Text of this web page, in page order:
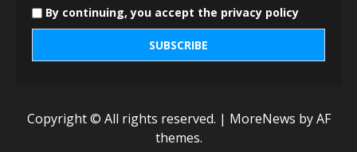
By continuing, you accept the privacy policy
Copyright © All rights reserved. | MoreNews by AF
themes.